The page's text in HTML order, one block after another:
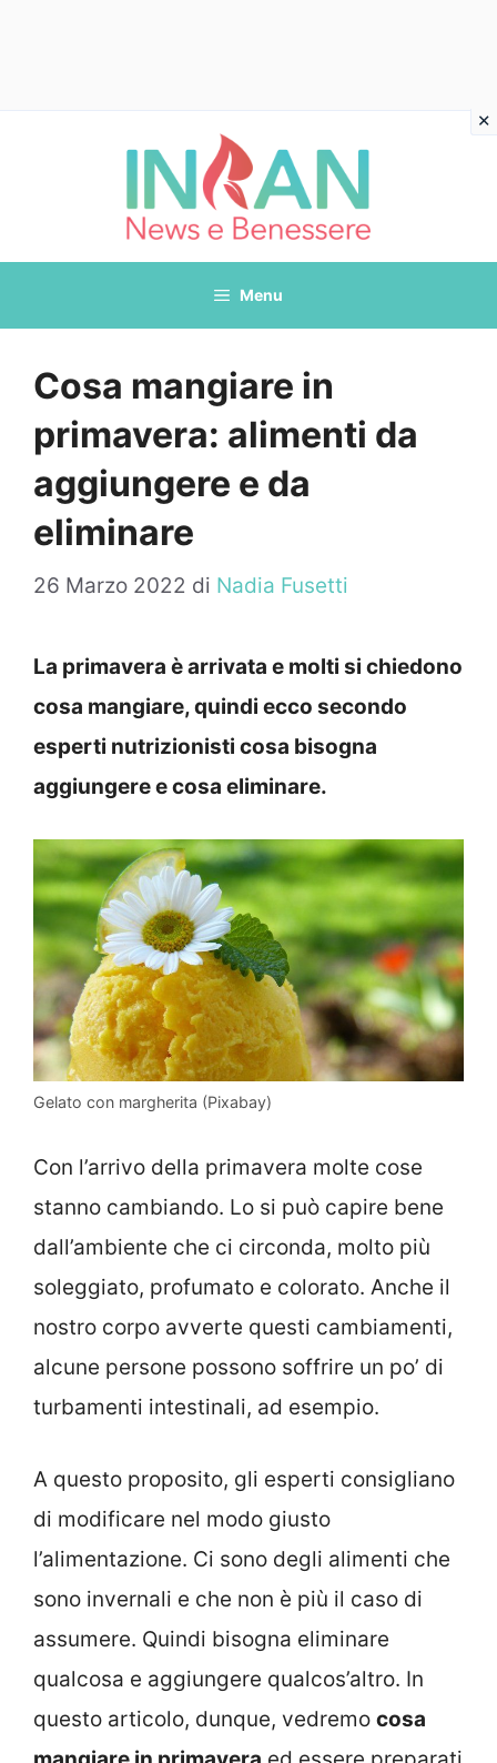
Menu
Cosa mangiare in
primavera: alimenti da
aggiungere e da
eliminare
26 Marzo 2022 di Nadia Fusetti
La primavera è arrivata e molti si chiedono
cosa mangiare, quindi ecco secondo
esperti nutrizionisti cosa bisogna
aggiungere e cosa eliminare.
Gelato con margherita (Pixabay)
Con l’arrivo della primavera molte cose
stanno cambiando. Lo si può capire bene
dall’ambiente che ci circonda, molto più
soleggiato, profumato e colorato. Anche il
nostro corpo avverte questi cambiamenti,
alcune persone possono soffrire un po’ di
turbamenti intestinali, ad esempio.
A questo proposito, gli esperti consigliano
di modificare nel modo giusto
l’alimentazione. Ci sono degli alimenti che
sono invernali e che non è più il caso di
assumere. Quindi bisogna eliminare
qualcosa e aggiungere qualcos’altro. In
questo articolo, dunque, vedremo cosa